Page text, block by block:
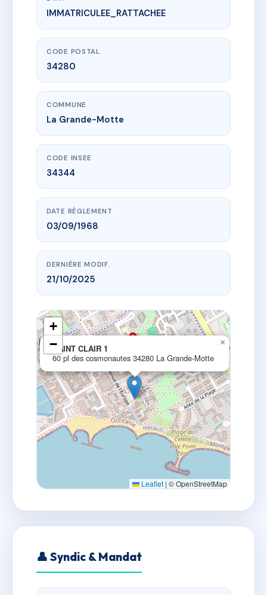
www.vme.plus/AA7778624
SAINT CLAIR 1
60 pl des cosmonautes
IMMATRICULEE_RATTACHEE
CODE POSTAL
34280
COMMUNE
La Grande-Motte
CODE INSEE
34344
DATE RÈGLEMENT
03/09/1968
DERNIÈRE MODIF.
21/10/2025
SAINT CLAIR 1
60 pl des cosmonautes 34280 La Grande-Motte
×
+
−
Leaflet | © OpenStreetMap
👤 Syndic & Mandat